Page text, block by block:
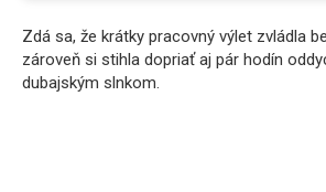
Zdá sa, že krátky pracovný výlet zvládla
zároveň si stihla dopriať aj pár hodín
dubajským slnkom.